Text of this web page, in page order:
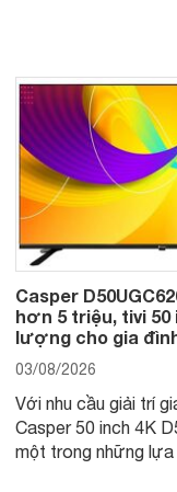
Casper
hơn 5 triệu, tivi 50
lượng cho gia
03/08/2026
Với nhu cầu giải trí
Casper 50 inch 4K
một trong những lựa